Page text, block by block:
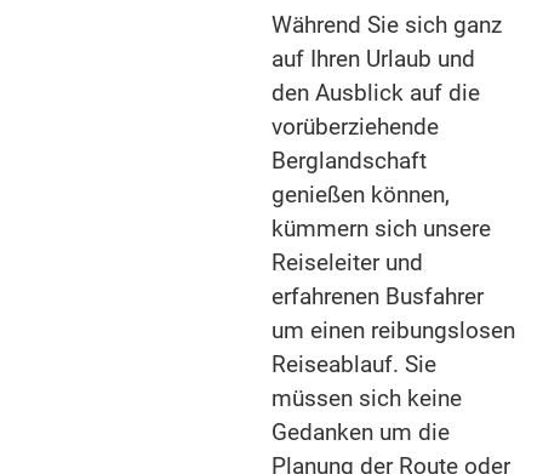
Während Sie sich ganz
auf Ihren Urlaub und
den Ausblick auf die
vorüberziehende
Berglandschaft
genießen können,
kümmern sich unsere
Reiseleiter und
erfahrenen Busfahrer
um einen reibungslosen
Reiseablauf. Sie
müssen sich keine
Gedanken um die
Planung der Route oder